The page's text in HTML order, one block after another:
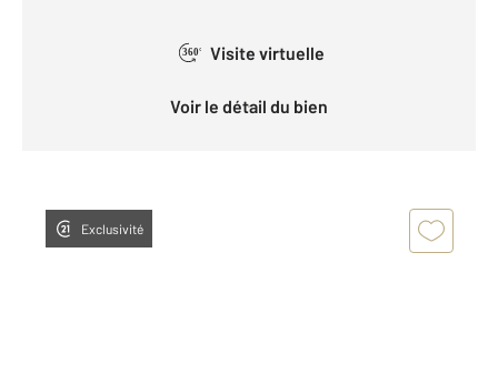
360° Visite virtuelle
Voir le détail du bien
Exclusivité